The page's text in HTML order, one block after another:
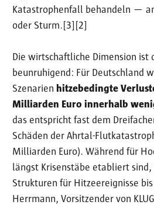
Katastrophenfall behandeln —
oder Sturm.[3][2]
Die wirtschaftliche Dimension ist
beunruhigend: Für Deutschland
Szenarien hitzebedingte
Milliarden Euro innerhalb
das entspricht fast dem
Schäden der Ahrtal-
Milliarden Euro). Während für
längst Krisenstäbe etabliert
Strukturen für Hitzeereignisse
Herrmann, Vorsitzender von